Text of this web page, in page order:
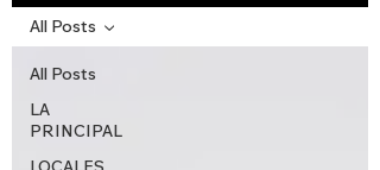
All Posts
LA
PRINCIPAL
All Posts